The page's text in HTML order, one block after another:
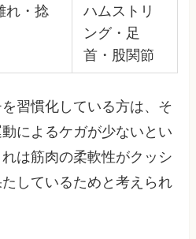
れ・捻
ハムストリ
ング・足
首・股関節
習慣化している方は、そ
によるケガが少ないとい
は筋肉の柔軟性がクッシ
しているためと考えられ